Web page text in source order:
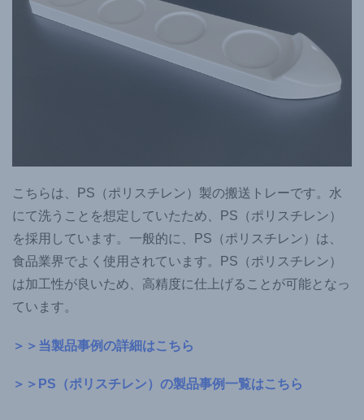
こちらは、PS（ポリスチレン）製の搬送トレーです。水
にて洗うことを想定していたため、PS（ポリスチレン）
を採用しています。一般的に、PS（ポリスチレン）は、
食品業界でよく使用されています。PS（ポリスチレン）
は加工性が良いため、高精度に仕上げることが可能となっ
ています。
＞＞当製品事例の詳細はこちら
＞＞PS（ポリスチレン）の製品事例一覧はこちら